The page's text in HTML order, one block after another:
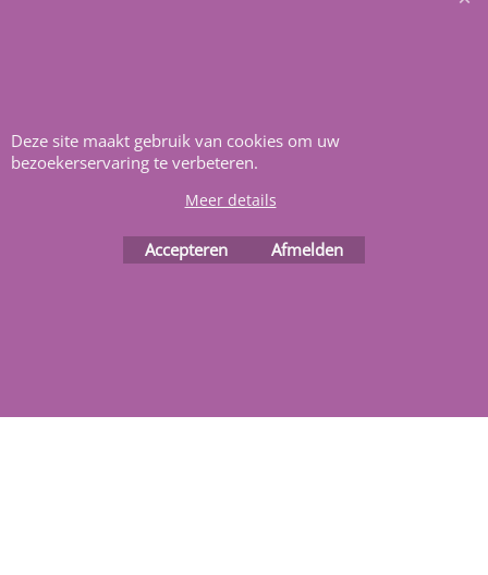
Deze site maakt gebruik van cookies om uw
bezoekerservaring te verbeteren.
Meer details
Accepteren Afmelden